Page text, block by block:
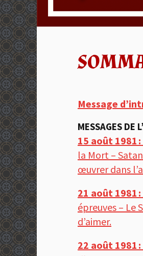
Message
MESSAGES DE
15 août 1981 :
la Mort –
œuvrer dans
21 août 1981 :
épreuves – Le
d’aimer.
22 août 1981 :